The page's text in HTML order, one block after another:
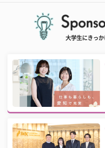
大学生にきっ